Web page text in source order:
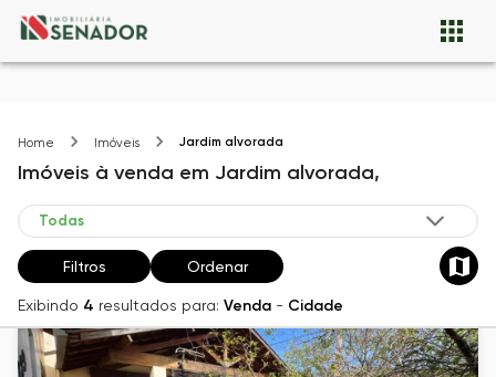
Home Imóveis Jardim alvorada
Imóveis à venda em Jardim alvorada,
Filtros Ordenar
Exibindo 4 resultados para: Venda - Cidade